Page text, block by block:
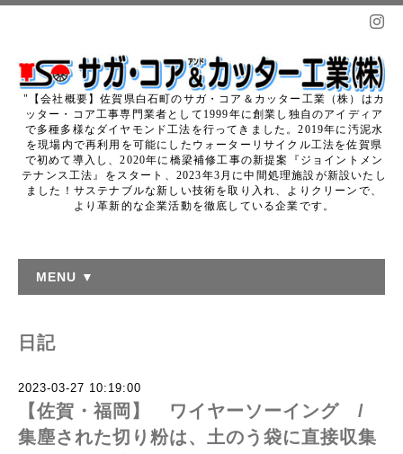
"【会社概要】佐賀県白石町のサガ・コア＆カッター工業（株）はカ
ッター・コア工事専門業者として1999年に創業し独自のアイディア
で多種多様なダイヤモンド工法を行ってきました。2019年に汚泥水
を現場内で再利用を可能にしたウォーターリサイクル工法を佐賀県
で初めて導入し、2020年に橋梁補修工事の新提案『ジョイントメン
テナンス工法』をスタート、2023年3月に中間処理施設が新設いたし
ました！サステナブルな新しい技術を取り入れ、よりクリーンで、
より革新的な企業活動を徹底している企業です。
MENU ▼
日記
2023-03-27 10:19:00
【佐賀・福岡】 ワイヤーソーイング /
集塵された切り粉は、土のう袋に直接収集